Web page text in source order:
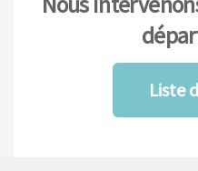
Liste